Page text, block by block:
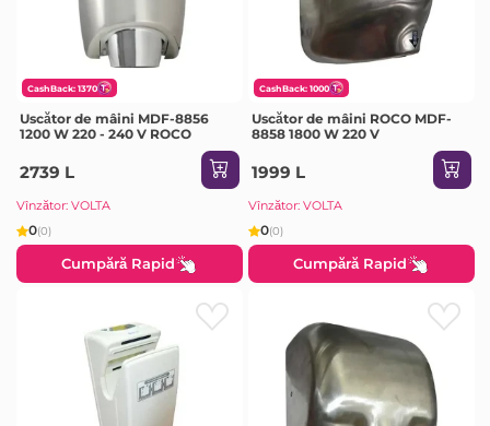
CashBack: 1370
Uscător de mâini MDF-8856
1200 W 220 - 240 V ROCO
2739 L
Vînzător: VOLTA
0(0)
Cumpără Rapid
CashBack: 1000
Uscător de mâini ROCO MDF-
8858 1800 W 220 V
1999 L
Vînzător: VOLTA
0(0)
Cumpără Rapid